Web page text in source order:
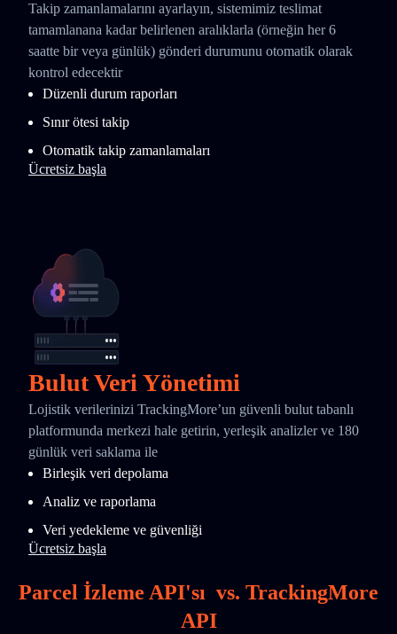
Takip zamanlamalarını ayarlayın, sistemimiz teslimat
tamamlanana kadar belirlenen aralıklarla (örneğin her 6
saatte bir veya günlük) gönderi durumunu otomatik olarak
kontrol edecektir
Düzenli durum raporları
Sınır ötesi takip
Otomatik takip zamanlamaları
Ücretsiz başla
Bulut Veri Yönetimi
Lojistik verilerinizi TrackingMore’un güvenli bulut tabanlı
platformunda merkezi hale getirin, yerleşik analizler ve 180
günlük veri saklama ile
Birleşik veri depolama
Analiz ve raporlama
Veri yedekleme ve güvenliği
Ücretsiz başla
Parcel İzleme API'sı vs. TrackingMore
API